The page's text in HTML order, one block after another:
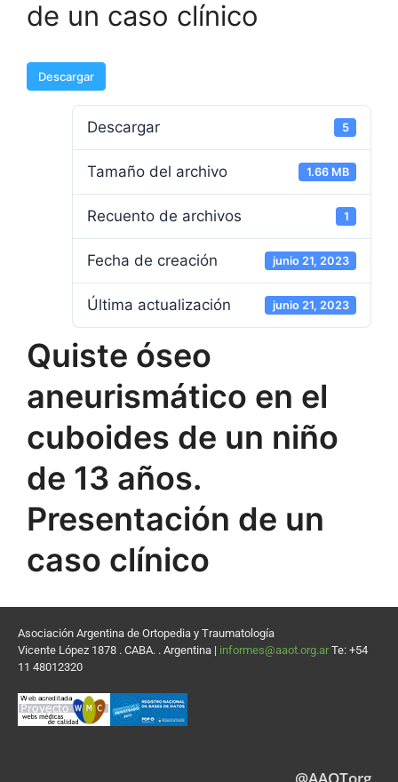
de un caso clínico
Descargar
Descargar 5
Tamaño del archivo 1.66 MB
Recuento de archivos 1
Fecha de creación junio 21, 2023
Última actualización junio 21, 2023
Quiste óseo
aneurismático en el
cuboides de un niño
de 13 años.
Presentación de un
caso clínico
Asociación Argentina de Ortopedia y Traumatología
Vicente López 1878 . CABA. . Argentina | informes@aaot.org.ar Te: +54
11 48012320
@AAOTorg